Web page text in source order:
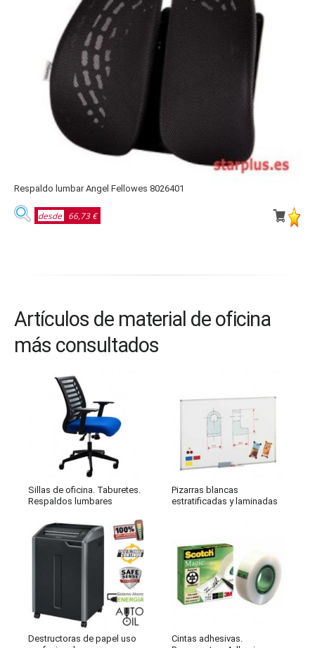
Respaldo lumbar Angel Fellowes 8026401
desde 66,73 €
Artículos de material de oficina
más consultados
Sillas de oficina. Taburetes.
Respaldos lumbares
Pizarras blancas
estratificadas y laminadas
Destructoras de papel uso
Cintas adhesivas.